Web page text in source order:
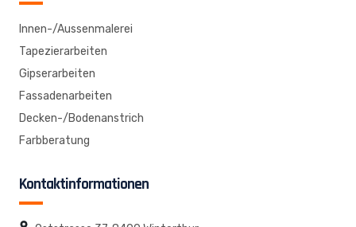
Innen-/Aussenmalerei
Tapezierarbeiten
Gipserarbeiten
Fassadenarbeiten
Decken-/Bodenanstrich
Farbberatung
Kontaktinformationen